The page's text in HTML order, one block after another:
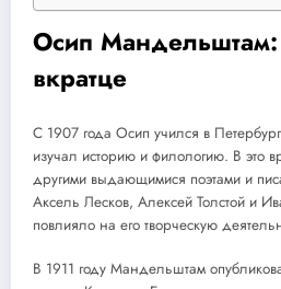
Осип Мандельштам:
вкратце
C 1907 года Осип учился в
изучал историю и филологию. В это
другими выдающимися поэтами и
Аксель Лесков, Алексей Толстой и
повлияло на его творческую
В 1911 году Мандельштам